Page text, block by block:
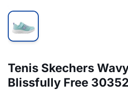
Tenis Skechers
Blissfully Free